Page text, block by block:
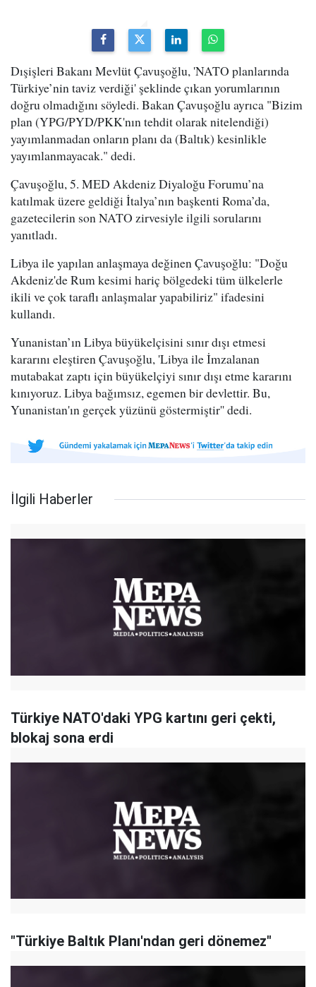
Dışişleri Bakanı Mevlüt Çavuşoğlu, 'NATO planlarında
Türkiye’nin taviz verdiği' şeklinde çıkan yorumlarının
doğru olmadığını söyledi. Bakan Çavuşoğlu ayrıca "Bizim
plan (YPG/PYD/PKK'nın tehdit olarak nitelendiği)
yayımlanmadan onların planı da (Baltık) kesinlikle
yayımlanmayacak." dedi.
Çavuşoğlu, 5. MED Akdeniz Diyaloğu Forumu’na
katılmak üzere geldiği İtalya’nın başkenti Roma’da,
gazetecilerin son NATO zirvesiyle ilgili sorularını
yanıtladı.
Libya ile yapılan anlaşmaya değinen Çavuşoğlu: "Doğu
Akdeniz'de Rum kesimi hariç bölgedeki tüm ülkelerle
ikili ve çok taraflı anlaşmalar yapabiliriz" ifadesini
kullandı.
Yunanistan’ın Libya büyükelçisini sınır dışı etmesi
kararını eleştiren Çavuşoğlu, 'Libya ile İmzalanan
mutabakat zaptı için büyükelçiyi sınır dışı etme kararını
kınıyoruz. Libya bağımsız, egemen bir devlettir. Bu,
Yunanistan'ın gerçek yüzünü göstermiştir'' dedi.
İlgili Haberler
Türkiye NATO'daki YPG kartını geri çekti,
blokaj sona erdi
"Türkiye Baltık Planı'ndan geri dönemez"